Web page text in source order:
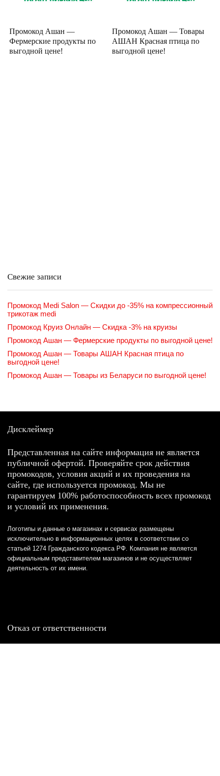
Промокод Ашан —
Фермерские продукты по
выгодной цене!
Промокод Ашан — Товары
АШАН Красная птица по
выгодной цене!
Свежие записи
Промокод Medi Salon — Скидки до -35% на компрессионный
трикотаж medi
Промокод Круиз Онлайн — Скидка -3% на круизы
Промокод Ашан — Фермерские продукты по выгодной цене!
Промокод Ашан — Товары АШАН Красная птица по
выгодной цене!
Промокод Ашан — Товары из Беларуси по выгодной цене!
Дисклеймер
Представленная на сайте информация не является
публичной офертой. Проверяйте срок действия
промокодов, условия акций и их проведения на
сайте, где используется промокод. Мы не
гарантируем 100% работоспособность всех промокод
и условий их применения.
Логотипы и данные о магазинах и сервисах размещены
исключительно в информационных целях в соответствии со
статьей 1274 Гражданского кодекса РФ. Компания не является
официальным представителем магазинов и не осуществляет
деятельность от их имени.
Отказ от ответственности